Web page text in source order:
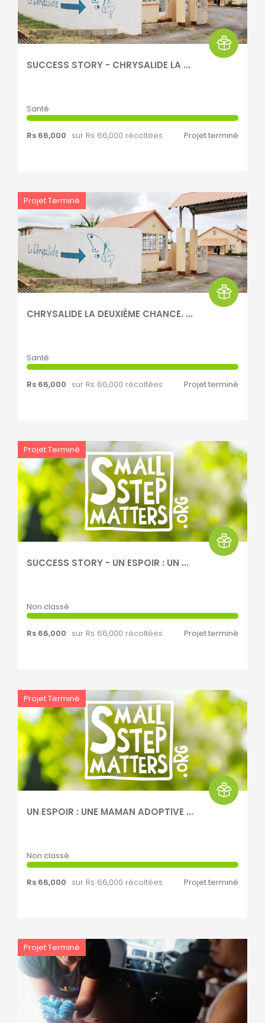
SUCCESS STORY - CHRYSALIDE LA ...
Santé
Rs 66,000 sur Rs 66,000 récoltées Projet terminé
Projet Terminé
CHRYSALIDE LA DEUXIÈME CHANCE. ...
Santé
Rs 66,000 sur Rs 66,000 récoltées Projet terminé
Projet Terminé
SUCCESS STORY - UN ESPOIR : UN ...
Non classé
Rs 66,000 sur Rs 66,000 récoltées Projet terminé
Projet Terminé
UN ESPOIR : UNE MAMAN ADOPTIVE ...
Non classé
Rs 66,000 sur Rs 66,000 récoltées Projet terminé
Projet Terminé